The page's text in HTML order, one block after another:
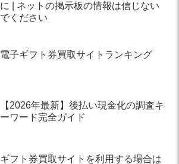
に | ネットの掲示板の情報は信じない
でください
電子ギフト券買取サイトランキング
【2026年最新】後払い現金化の調査キ
ーワード完全ガイド
ギフト券買取サイトを利用する場合は